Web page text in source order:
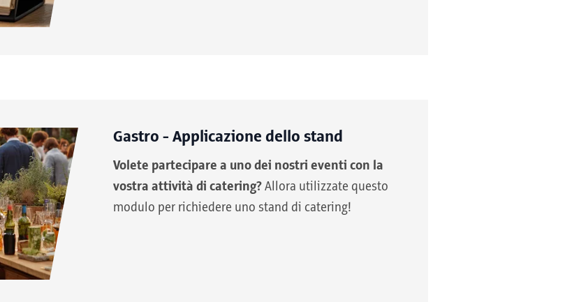
Gastro - Applicazione dello stand
Volete partecipare a uno dei nostri eventi con la
vostra attività di catering? Allora utilizzate questo
modulo per richiedere uno stand di catering!